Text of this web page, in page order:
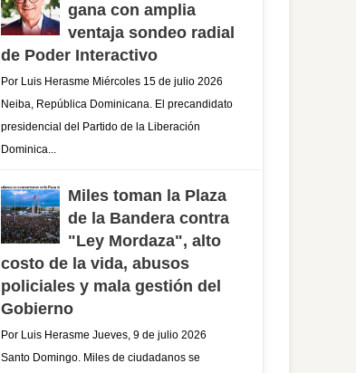
gana con amplia
ventaja sondeo radial
de Poder Interactivo
Por Luis Herasme Miércoles 15 de julio 2026
Neiba, República Dominicana. El precandidato
presidencial del Partido de la Liberación
Dominica...
Miles toman la Plaza
de la Bandera contra
"Ley Mordaza", alto
costo de la vida, abusos
policiales y mala gestión del
Gobierno
Por Luis Herasme Jueves, 9 de julio 2026
Santo Domingo. Miles de ciudadanos se